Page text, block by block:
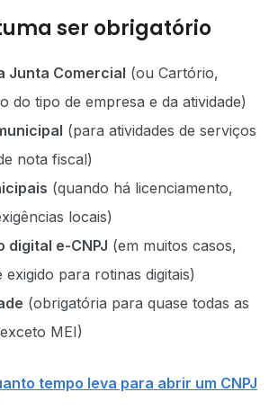
ser obrigatório
Junta Comercial (ou Cartório,
do tipo de empresa e da atividade)
(para atividades de serviços
nota fiscal)
(quando há licenciamento,
locais)
digital e-CNPJ (em muitos casos,
exigido para rotinas digitais)
(obrigatória para quase todas as
MEI)
tempo leva para abrir um CNPJ